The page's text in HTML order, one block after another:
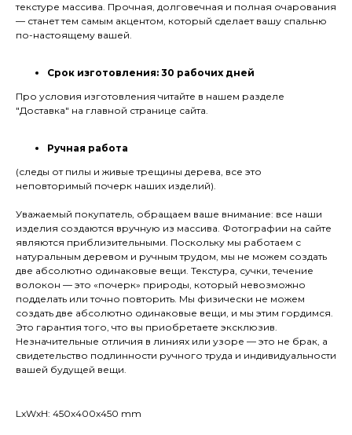
текстуре массива. Прочная, долговечная и полная очарования
— станет тем самым акцентом, который сделает вашу спальню
по-настоящему вашей.
Срок изготовления: 30 рабочих дней
Про условия изготовления читайте в нашем разделе
"Доставка" на главной странице сайта.
Ручная работа
(следы от пилы и живые трещины дерева, все это
неповторимый почерк наших изделий).
Уважаемый покупатель, обращаем ваше внимание: все наши
изделия создаются вручную из массива. Фотографии на сайте
являются приблизительными. Поскольку мы работаем с
натуральным деревом и ручным трудом, мы не можем создать
две абсолютно одинаковые вещи. Текстура, сучки, течение
волокон — это «почерк» природы, который невозможно
подделать или точно повторить. Мы физически не можем
создать две абсолютно одинаковые вещи, и мы этим гордимся.
Это гарантия того, что вы приобретаете эксклюзив.
Незначительные отличия в линиях или узоре — это не брак, а
свидетельство подлинности ручного труда и индивидуальности
вашей будущей вещи.
LxWxH: 450x400x450 mm